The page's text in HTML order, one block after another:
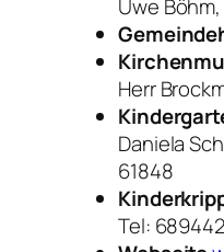
Uwe
Herr
Daniela
61848
Tel: